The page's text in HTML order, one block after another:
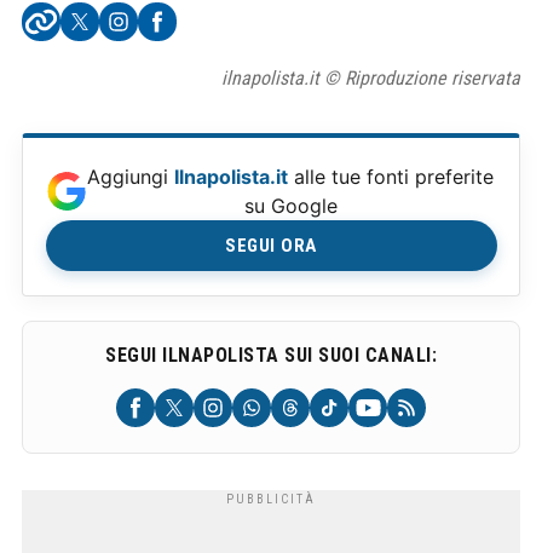
ilnapolista.it © Riproduzione riservata
Aggiungi Ilnapolista.it alle tue fonti preferite
su Google
SEGUI ORA
SEGUI ILNAPOLISTA SUI SUOI CANALI: